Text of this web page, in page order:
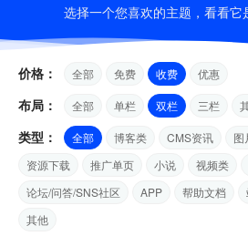
选择一个您喜欢的主题，看看它
价格： 全部 免费 收费 优惠
布局： 全部 单栏 双栏 三栏
类型： 全部 博客类 CMS资讯 图
资源下载
推广单页 小说 视频类
论坛/问答/SNS社区
APP 帮助文档
其他